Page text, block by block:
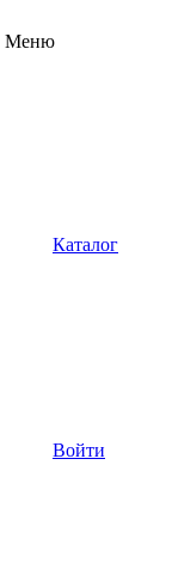
Меню
Каталог
Войти